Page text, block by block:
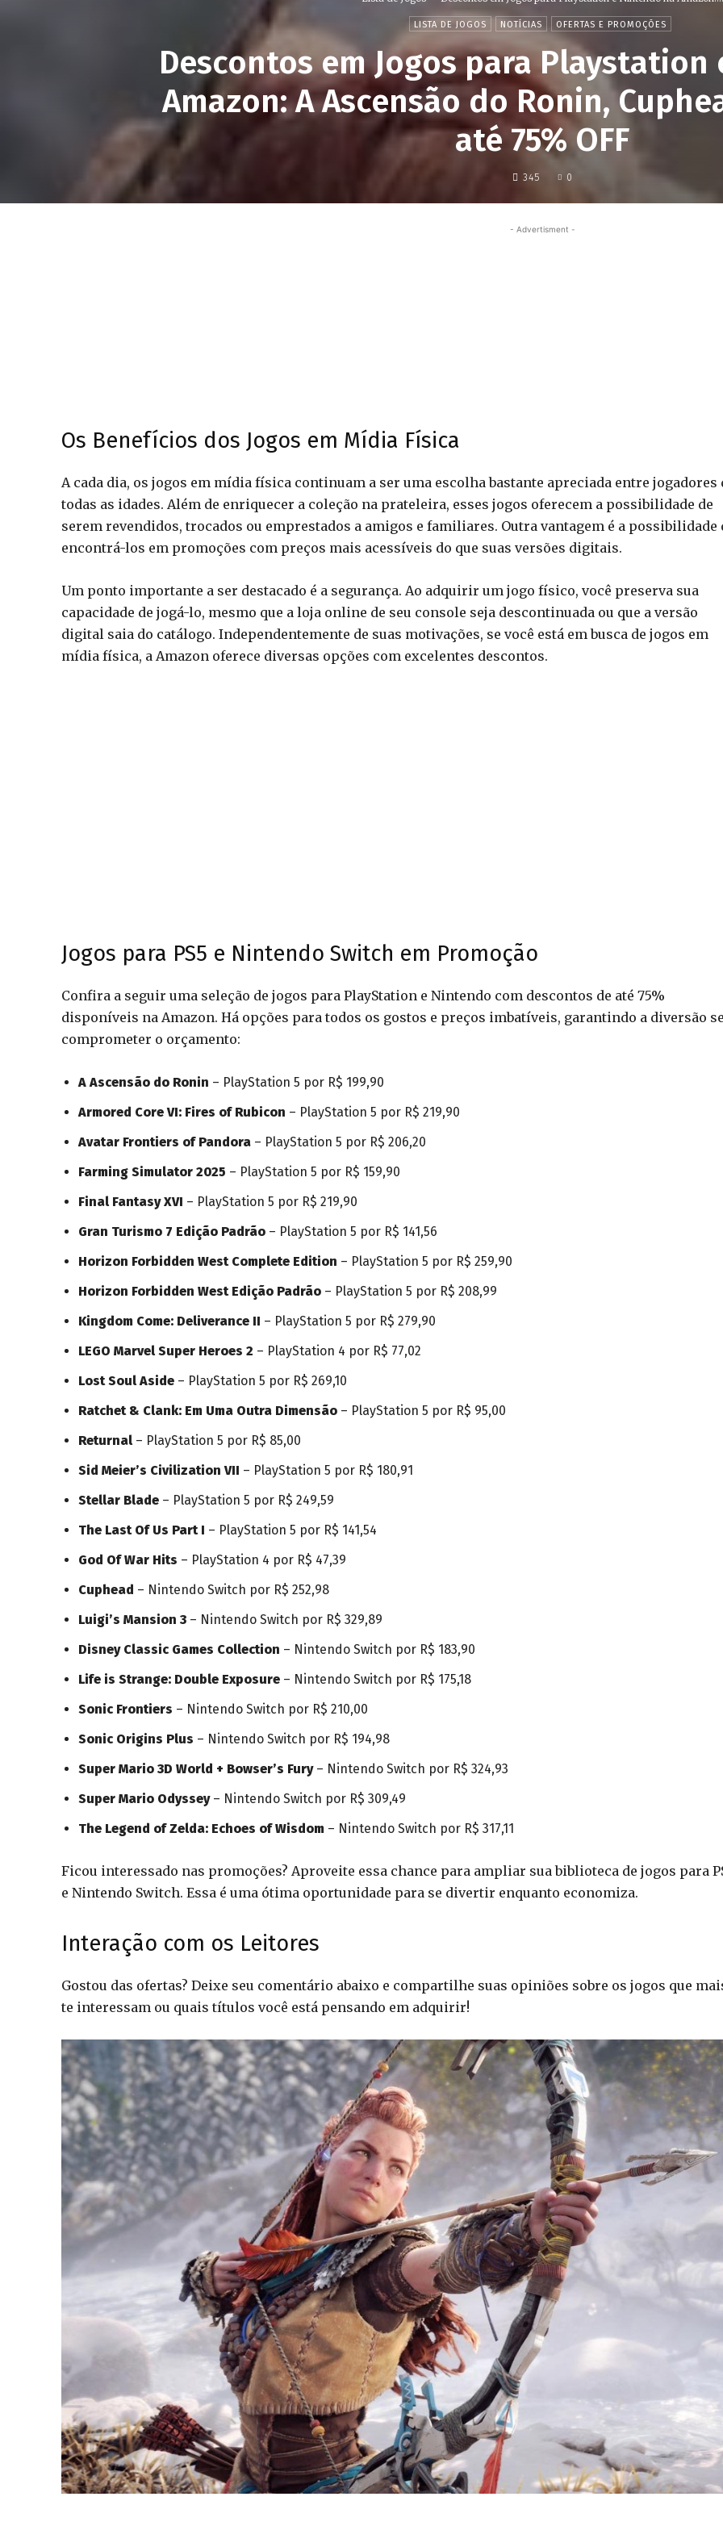
LISTA DE JOGOS NOTÍCIAS OFERTAS E PROMOÇÕES
Descontos em Jogos para
Amazon: A Ascensão do Ronin,
até 75% OFF
345 0
- Advertisment -
Os Benefícios dos Jogos em Mídia Física
A cada dia, os jogos em mídia física continuam a ser uma escolha bastante apreciada entre jogadores
todas as idades. Além de enriquecer a coleção na prateleira, esses jogos oferecem a possibilidade de
serem revendidos, trocados ou emprestados a amigos e familiares. Outra vantagem é a possibilidade
encontrá-los em promoções com preços mais acessíveis do que suas versões digitais.
Um ponto importante a ser destacado é a segurança. Ao adquirir um jogo físico, você preserva sua
capacidade de jogá-lo, mesmo que a loja online de seu console seja descontinuada ou que a versão
digital saia do catálogo. Independentemente de suas motivações, se você está em busca de jogos em
mídia física, a Amazon oferece diversas opções com excelentes descontos.
Jogos para PS5 e Nintendo Switch em Promoção
Confira a seguir uma seleção de jogos para PlayStation e Nintendo com descontos de até 75%
disponíveis na Amazon. Há opções para todos os gostos e preços imbatíveis, garantindo a diversão
comprometer o orçamento:
A Ascensão do Ronin – PlayStation 5 por R$ 199,90
Armored Core VI: Fires of Rubicon – PlayStation 5 por R$ 219,90
Avatar Frontiers of Pandora – PlayStation 5 por R$ 206,20
Farming Simulator 2025 – PlayStation 5 por R$ 159,90
Final Fantasy XVI – PlayStation 5 por R$ 219,90
Gran Turismo 7 Edição Padrão – PlayStation 5 por R$ 141,56
Horizon Forbidden West Complete Edition – PlayStation 5 por R$ 259,90
Horizon Forbidden West Edição Padrão – PlayStation 5 por R$ 208,99
Kingdom Come: Deliverance II – PlayStation 5 por R$ 279,90
LEGO Marvel Super Heroes 2 – PlayStation 4 por R$ 77,02
Lost Soul Aside – PlayStation 5 por R$ 269,10
Ratchet & Clank: Em Uma Outra Dimensão – PlayStation 5 por R$ 95,00
Returnal– PlayStation 5 por R$ 85,00
Sid Meier’s Civilization VII – PlayStation 5 por R$ 180,91
Stellar Blade – PlayStation 5 por R$ 249,59
The Last Of Us Part I – PlayStation 5 por R$ 141,54
God Of War Hits – PlayStation 4 por R$ 47,39
Cuphead – Nintendo Switch por R$ 252,98
Luigi’s Mansion 3 – Nintendo Switch por R$ 329,89
Disney Classic Games Collection – Nintendo Switch por R$ 183,90
Life is Strange: Double Exposure – Nintendo Switch por R$ 175,18
Sonic Frontiers – Nintendo Switch por R$ 210,00
Sonic Origins Plus – Nintendo Switch por R$ 194,98
Super Mario 3D World + Bowser’s Fury– Nintendo Switch por R$ 324,93
Super Mario Odyssey– Nintendo Switch por R$ 309,49
The Legend of Zelda: Echoes of Wisdom – Nintendo Switch por R$ 317,11
Ficou interessado nas promoções? Aproveite essa chance para ampliar sua biblioteca de jogos para
e Nintendo Switch. Essa é uma ótima oportunidade para se divertir enquanto economiza.
Interação com os Leitores
Gostou das ofertas? Deixe seu comentário abaixo e compartilhe suas opiniões sobre os jogos que
te interessam ou quais títulos você está pensando em adquirir!